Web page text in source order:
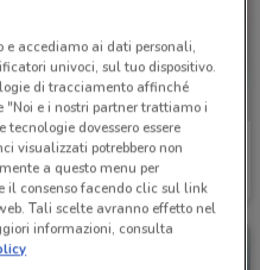
La Saponeria
Scade sabato 5.1 km
e accediamo ai dati personali,
univoci, sul tuo dispositivo.
di tracciamento affinché
e i nostri partner trattiamo i
dovessero essere
visualizzati potrebbero non
a questo menu per
il consenso facendo clic sul link
Tali scelte avranno effetto nel
informazioni, consulta